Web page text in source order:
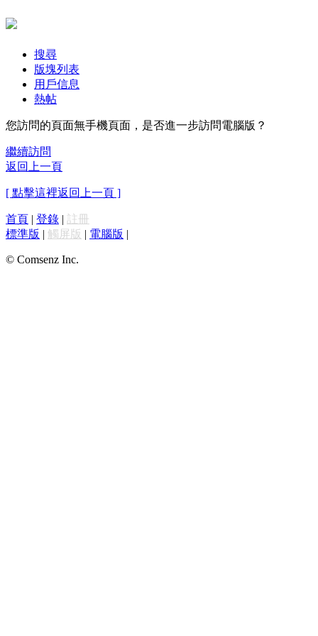
搜尋
版塊列表
用戶信息
熱帖
您訪問的頁面無手機頁面，是否進一步訪問電腦版？
繼續訪問
返回上一頁
[ 點擊這裡返回上一頁 ]
首頁 | 登錄 | 註冊
標準版 | 觸屏版 | 電腦版 |
© Comsenz Inc.